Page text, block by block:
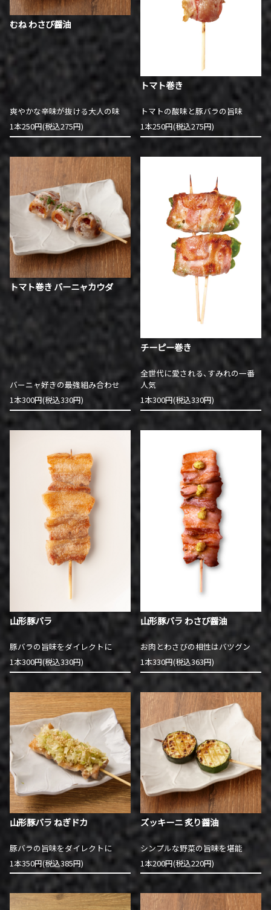
むね わさび醤油
爽やかな辛味が抜ける大人の味
1本250円(税込275円)
トマト巻き
トマトの酸味と豚バラの旨味
1本250円(税込275円)
トマト巻き バーニャカウダ
バーニャ好きの最強組み合わせ
1本300円(税込330円)
チーピー巻き
全世代に愛される、すみれの一番
人気
1本300円(税込330円)
山形豚バラ
豚バラの旨味をダイレクトに
1本300円(税込330円)
山形豚バラ わさび醤油
お肉とわさびの相性はバツグン
1本330円(税込363円)
山形豚バラ ねぎドカ
豚バラの旨味をダイレクトに
1本350円(税込385円)
ズッキーニ 炙り醤油
シンプルな野菜の旨味を堪能
1本200円(税込220円)